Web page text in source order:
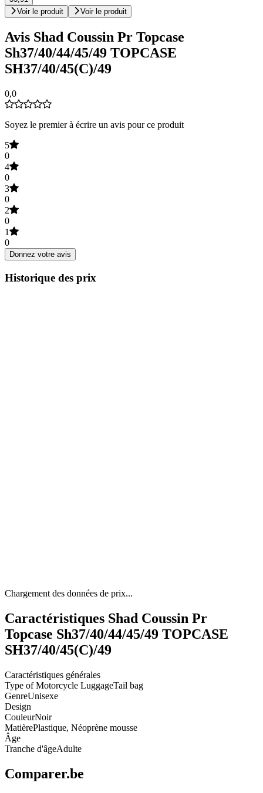
Voir le produit
Voir le produit
Avis Shad Coussin Pr Topcase
Sh37/40/44/45/49 TOPCASE
SH37/40/45(C)/49
0,0
Soyez le premier à écrire un avis pour ce produit
5
0
4
0
3
0
2
0
1
0
Donnez votre avis
Historique des prix
Chargement des données de prix...
Caractéristiques Shad Coussin Pr
Topcase Sh37/40/44/45/49 TOPCASE
SH37/40/45(C)/49
Caractéristiques générales
Type of Motorcycle LuggageTail bag
GenreUnisexe
Design
CouleurNoir
MatièrePlastique, Néoprène mousse
Âge
Tranche d'âgeAdulte
Comparer.be